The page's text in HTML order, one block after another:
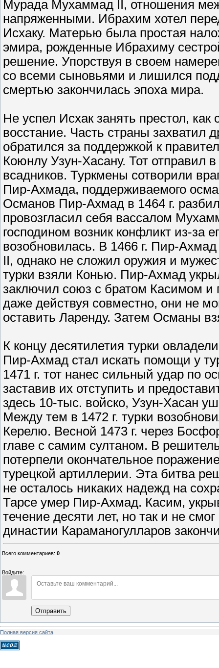
Мурада Мухаммад II, отношения
напряженными. Ибрахим хотел
Исхаку. Матерью была простая
эмира, рожденные Ибрахиму
решение. Упорствуя в своем
со всеми сыновьями и лишился
смертью закончилась эпоха мира.
Не успел Исхак занять престол,
восстание. Часть страны
обратился за поддержкой к
Коюнлу Узун-Хасану. Тот отправил
всадников. Туркмены сотворили
Пир-Ахмада, поддерживаемого
Османов Пир-Ахмад в 1464 г.
провозгласил себя вассалом
господином возник конфликт из-за
возобновилась. В 1466 г. Пир-
II, однако не сложил оружия и
турки взяли Конью. Пир-Ахмад
заключил союз с братом Касимом и
даже действуя совместно, они не
оставить Ларенду. Затем Османы
К концу десятилетия турки
Пир-Ахмад стал искать помощи у
1471 г. тот нанес сильный удар по
заставив их отступить и
здесь 10-тыс. войско, Узун-Хасан
Между тем в 1472 г. турки
Керелю. Весной 1473 г. через
главе с самим султаном. В
потерпели окончательное
турецкой артиллерии. Эта битва
не осталось никаких надежд на
Тарсе умер Пир-Ахмад. Касим,
течение десяти лет, но так и не
династии Караманогулларов
Всего комментариев: 0
Войдите:
Отправить
Полная версия сайта